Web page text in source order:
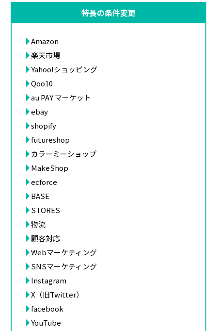
特長の条件変更
Amazon
楽天市場
Yahoo!ショッピング
Qoo10
au PAY マーケット
ebay
shopify
futureshop
カラーミーショップ
MakeShop
ecforce
BASE
STORES
物流
顧客対応
Webマーケティング
SNSマーケティング
Instagram
X（旧Twitter）
facebook
YouTube